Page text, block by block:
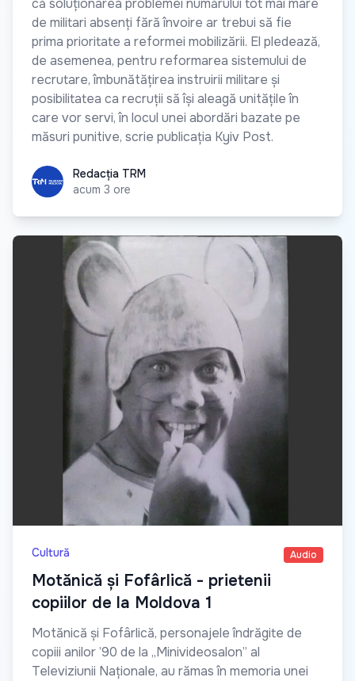
că soluționarea problemei numărului tot mai mare
de militari absenți fără învoire ar trebui să fie
prima prioritate a reformei mobilizării. El pledează,
de asemenea, pentru reformarea sistemului de
recrutare, îmbunătățirea instruirii militare și
posibilitatea ca recruții să își aleagă unitățile în
care vor servi, în locul unei abordări bazate pe
măsuri punitive, scrie publicația Kyiv Post.
Redacția TRM
Redacția TRM
acum 3 ore
Cultură Audio
Motănică și Fofârlică - prietenii
copiilor de la Moldova 1
Motănică și Fofârlică, personajele îndrăgite de
copiii anilor ’90 de la „Minivideosalon” al
Televiziunii Naționale, au rămas în memoria unei